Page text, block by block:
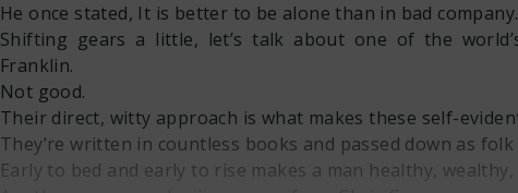
He once stated, It is better to be alone than in bad company.
Shifting gears a little, let’s talk about one of the
Franklin.
Not good.
Their direct, witty approach is what makes these self-
They’re written in countless books and passed down as folk
Early to bed and early to rise makes a man healthy, wealthy,